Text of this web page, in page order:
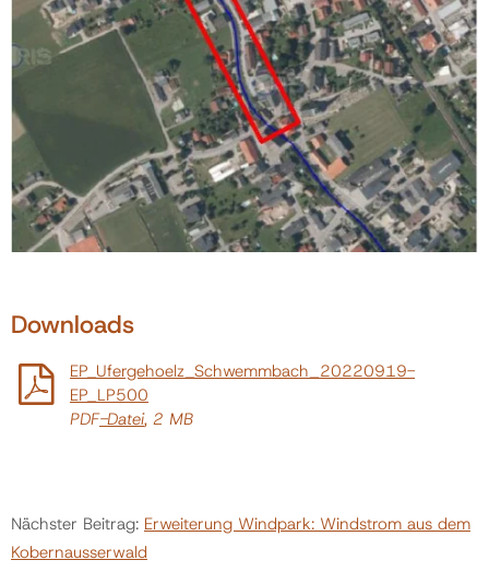
Downloads
EP_Ufergehoelz_Schwemmbach_20220919-
EP_LP500
PDF-Datei, 2 MB
Nächster Beitrag: Erweiterung Windpark: Windstrom aus dem
Kobernausserwald